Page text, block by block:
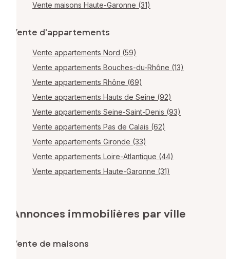
Vente maisons Haute-Garonne (31)
Vente d'appartements
Vente appartements Nord (59)
Vente appartements Bouches-du-Rhône (13)
Vente appartements Rhône (69)
Vente appartements Hauts de Seine (92)
Vente appartements Seine-Saint-Denis (93)
Vente appartements Pas de Calais (62)
Vente appartements Gironde (33)
Vente appartements Loire-Atlantique (44)
Vente appartements Haute-Garonne (31)
Annonces immobilières par ville
Vente de maisons